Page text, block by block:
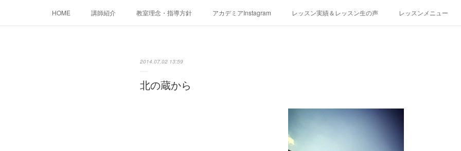
HOME 講師紹介 教室理念・指導方針 アカデミアInstagram レッスン実績＆レッスン生の声 レッスンメニュー
2014.07.02 13:59
北の蔵から